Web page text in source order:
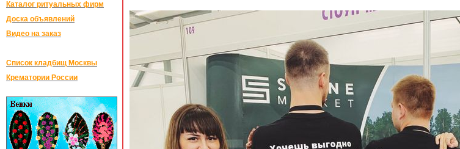
Каталог ритуальных фирм
Доска объявлений
Видео на заказ
Список кладбищ Москвы
Крематории России